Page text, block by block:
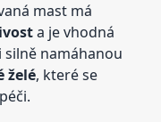
mast má
a je vhodná
silně namáhanou
želé, které se